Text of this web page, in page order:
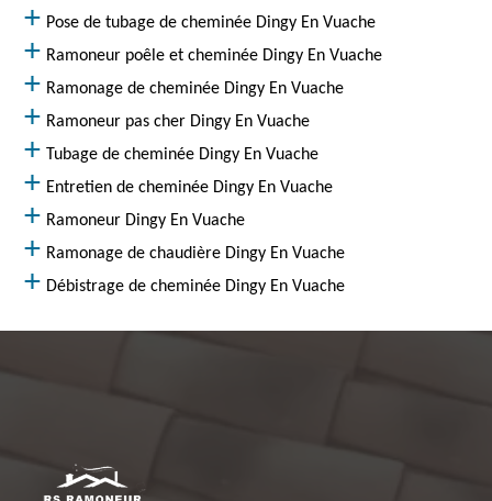
Pose de tubage de cheminée Dingy En Vuache
Ramoneur poêle et cheminée Dingy En Vuache
Ramonage de cheminée Dingy En Vuache
Ramoneur pas cher Dingy En Vuache
Tubage de cheminée Dingy En Vuache
Entretien de cheminée Dingy En Vuache
Ramoneur Dingy En Vuache
Ramonage de chaudière Dingy En Vuache
Débistrage de cheminée Dingy En Vuache